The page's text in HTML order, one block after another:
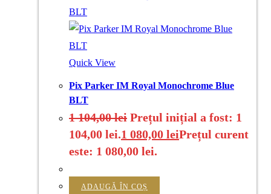
Quick View
Pix Parker IM Royal Monochrome Blue
BLT
1 104,00lei Prețul inițial a fost: 1
104,00 lei.1 080,00 leiPrețul curent
este: 1 080,00 lei.
ADAUGĂ ÎN COȘ